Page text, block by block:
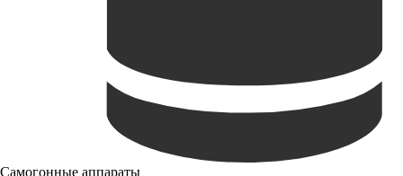
Самогонные аппараты